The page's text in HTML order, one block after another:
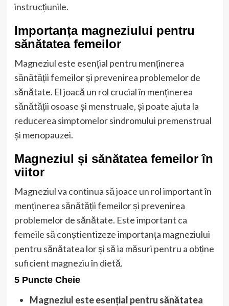
instrucțiunile.
Importanța magneziului pentru
sănătatea femeilor
Magneziul este esențial pentru menținerea
sănătății femeilor și prevenirea problemelor de
sănătate. El joacă un rol crucial în menținerea
sănătății osoase și menstruale, și poate ajuta la
reducerea simptomelor sindromului premenstrual
și menopauzei.
Magneziul și sănătatea femeilor în
viitor
Magneziul va continua să joace un rol important în
menținerea sănătății femeilor și prevenirea
problemelor de sănătate. Este important ca
femeile să conștientizeze importanța magneziului
pentru sănătatea lor și să ia măsuri pentru a obține
suficient magneziu în dietă.
5 Puncte Cheie
Magneziul este esențial pentru sănătatea